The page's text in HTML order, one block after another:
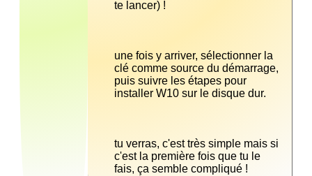
une fois y arriver, sélectionner la
clé comme source du démarrage,
puis suivre les étapes pour
tu verras, c'est très simple mais si
c'est la première fois que tu le
fais, ça semble compliqué !